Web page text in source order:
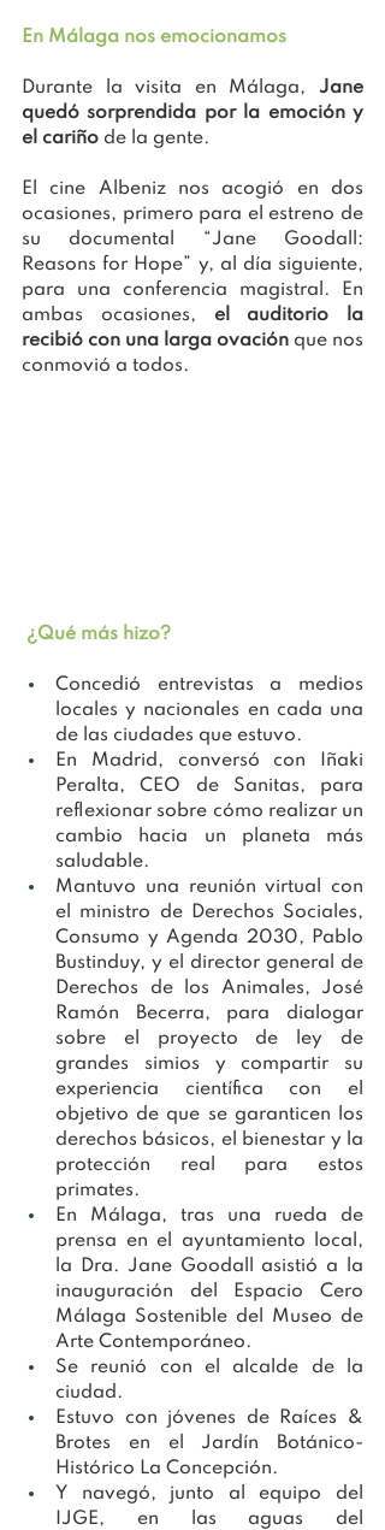
En Málaga nos emocionamos
Durante la visita en Málaga, Jane
quedó sorprendida por la emoción y
el cariño de la gente.
El cine Albeniz nos acogió en dos
ocasiones, primero para el estreno de
su documental “Jane Goodall:
Reasons for Hope” y, al día siguiente,
para una conferencia magistral. En
ambas ocasiones, el auditorio la
recibió con una larga ovación que nos
conmovió a todos.
¿Qué más hizo?
Concedió entrevistas a medios
locales y nacionales en cada una
de las ciudades que estuvo.
En Madrid, conversó con Iñaki
Peralta, CEO de Sanitas, para
reflexionar sobre cómo realizar un
cambio hacia un planeta más
saludable.
Mantuvo una reunión virtual con
el ministro de Derechos Sociales,
Consumo y Agenda 2030, Pablo
Bustinduy, y el director general de
Derechos de los Animales, José
Ramón Becerra, para dialogar
sobre el proyecto de ley de
grandes simios y compartir su
experiencia científica con el
objetivo de que se garanticen los
derechos básicos, el bienestar y la
protección real para estos
primates.
En Málaga, tras una rueda de
prensa en el ayuntamiento local,
la Dra. Jane Goodall asistió a la
inauguración del Espacio Cero
Málaga Sostenible del Museo de
Arte Contemporáneo.
Se reunió con el alcalde de la
ciudad.
Estuvo con jóvenes de Raíces &
Brotes en el Jardín Botánico-
Histórico La Concepción.
Y navegó, junto al equipo del
IJGE, en las aguas del